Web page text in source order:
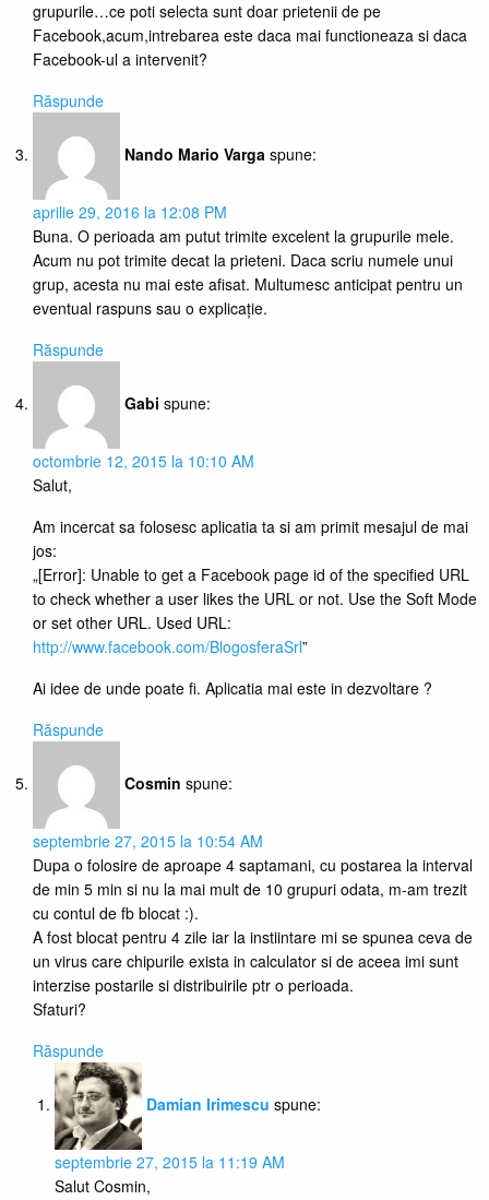
grupurile…ce poti selecta sunt doar prietenii de pe
Facebook,acum,intrebarea este daca mai functioneaza si daca
Facebook-ul a intervenit?
Răspunde
Nando Mario Varga spune:
aprilie 29, 2016 la 12:08 PM
Buna. O perioada am putut trimite excelent la grupurile mele.
Acum nu pot trimite decat la prieteni. Daca scriu numele unui
grup, acesta nu mai este afisat. Multumesc anticipat pentru un
eventual raspuns sau o explicație.
Răspunde
Gabi spune:
octombrie 12, 2015 la 10:10 AM
Salut,
Am incercat sa folosesc aplicatia ta si am primit mesajul de mai
jos:
„[Error]: Unable to get a Facebook page id of the specified URL
to check whether a user likes the URL or not. Use the Soft Mode
or set other URL. Used URL:
http://www.facebook.com/BlogosferaSrl”
Ai idee de unde poate fi. Aplicatia mai este in dezvoltare ?
Răspunde
Cosmin spune:
septembrie 27, 2015 la 10:54 AM
Dupa o folosire de aproape 4 saptamani, cu postarea la interval
de min 5 min si nu la mai mult de 10 grupuri odata, m-am trezit
cu contul de fb blocat :).
A fost blocat pentru 4 zile iar la instiintare mi se spunea ceva de
un virus care chipurile exista in calculator si de aceea imi sunt
interzise postarile si distribuirile ptr o perioada.
Sfaturi?
Răspunde
Damian Irimescu spune:
septembrie 27, 2015 la 11:19 AM
Salut Cosmin,